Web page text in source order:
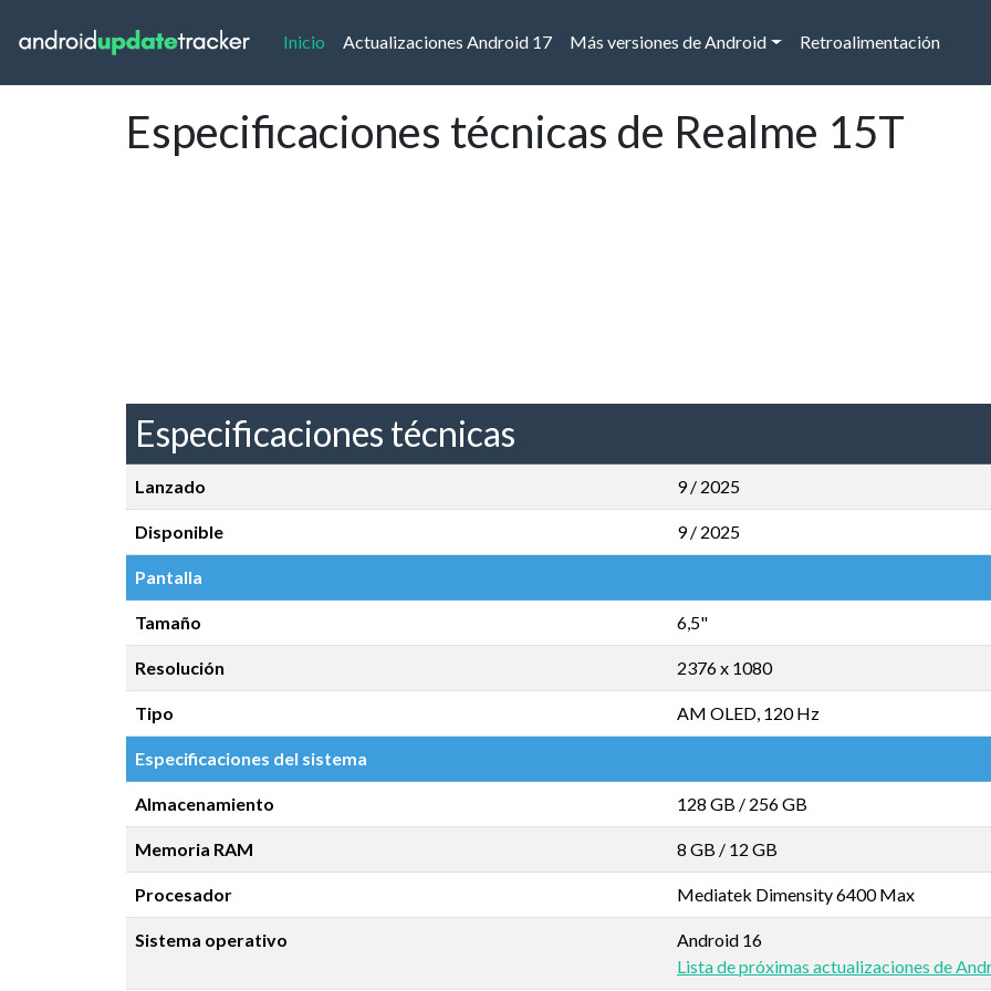
Inicio (current)
Actualizaciones Android 17 Más versiones de Android Retroalimentación
Especificaciones técnicas de Realme 15T
Especificaciones técnicas
Lanzado 9 / 2025
Disponible 9 / 2025
Pantalla
Tamaño 6,5"
Resolución 2376 x 1080
Tipo AM OLED, 120 Hz
Especificaciones del sistema
Almacenamiento 128 GB / 256 GB
Memoria RAM 8 GB / 12 GB
Procesador Mediatek Dimensity 6400 Max
Sistema operativo
Android 16
Lista de próximas actualizaciones de